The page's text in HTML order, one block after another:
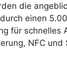
die
einen
für schnelles
NFC und